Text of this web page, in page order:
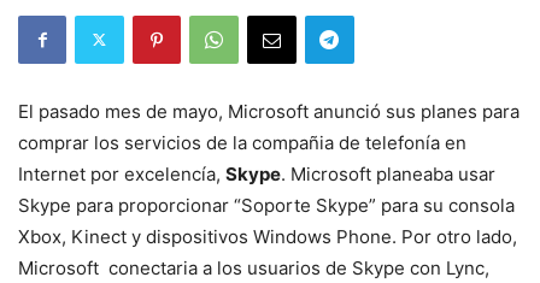
El pasado mes de mayo, Microsoft anunció sus planes para
comprar los servicios de la compañia de telefonía en
Internet por excelencía, Skype. Microsoft planeaba usar
Skype para proporcionar “Soporte Skype” para su consola
Xbox, Kinect y dispositivos Windows Phone. Por otro lado,
Microsoft conectaria a los usuarios de Skype con Lync,